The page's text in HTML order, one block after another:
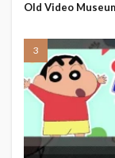
Old Video